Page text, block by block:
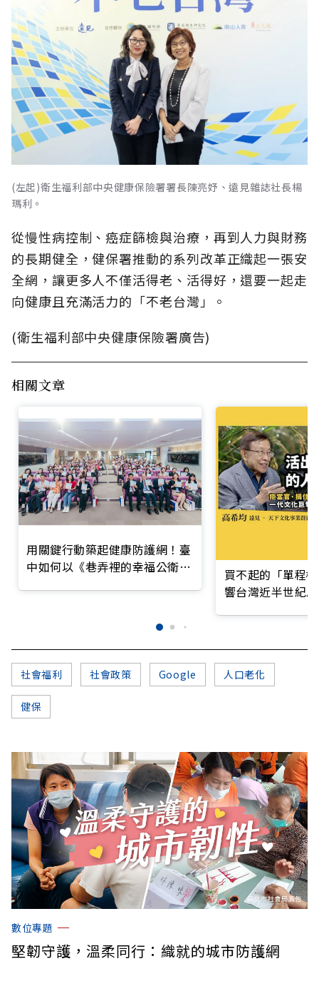
(左起)衛生福利部中央健康保險署署長陳亮妤、遠見雜誌社長楊
瑪利。
從慢性病控制、癌症篩檢與治療，再到人力與財務
的長期健全，健保署推動的系列改革正織起一張安
全網，讓更多人不僅活得老、活得好，還要一起走
向健康且充滿活力的「不老台灣」。
(衛生福利部中央健康保險署廣告)
相關文章
用關鍵行動築起健康防護網！臺
中如何以《巷弄裡的幸福公衛》
買不起的「單程
響台灣近半世紀
社會福利 社會政策 Google 人口老化
健保
數位專題
堅韌守護，溫柔同行：織就的城市防護網